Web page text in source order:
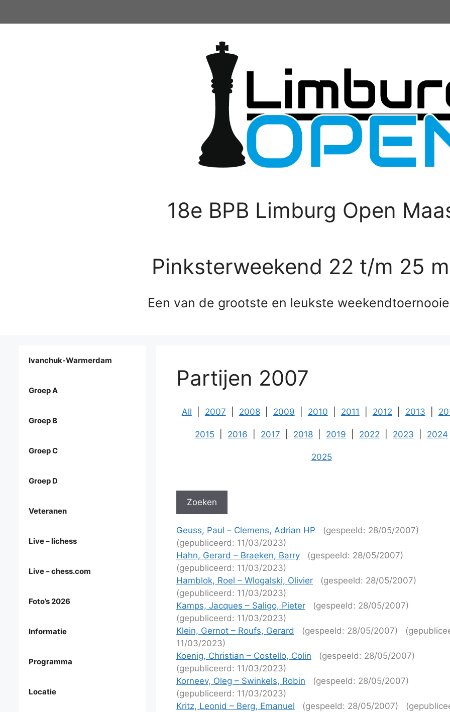
18e BPB Limburg Open
Pinksterweekend 22 t/m 25
Een van de grootste en leukste
Partijen 2007
All 2007 2008 2009 2010 2011 2012 2013
2015 2016 2017 2018 2019 2022 2023 2024
2025
Geuss, Paul – Clemens, Adrian HP
(gespeeld: 28/05/2007)
(gepubliceerd: 11/03/2023)
Hahn, Gerard – Braeken, Barry
(gespeeld: 28/05/2007)
(gepubliceerd: 11/03/2023)
Hamblok, Roel – Wlogalski, Olivier
(gespeeld: 28/05/2007)
(gepubliceerd: 11/03/2023)
Kamps, Jacques – Saligo, Pieter
(gespeeld: 28/05/2007)
(gepubliceerd: 11/03/2023)
Klein, Gernot – Roufs, Gerard
(gespeeld: 28/05/2007)
11/03/2023)
Koenig, Christian – Costello, Colin
(gespeeld: 28/05/2007)
(gepubliceerd: 11/03/2023)
Korneev, Oleg – Swinkels, Robin
(gespeeld: 28/05/2007)
(gepubliceerd: 11/03/2023)
Kritz, Leonid – Berg, Emanuel
(gespeeld: 28/05/2007)
Ivanchuk-Warmerdam
Groep A
Groep B
Groep C
Groep D
Veteranen
Live – lichess
Live – chess.com
Foto’s 2026
Informatie
Programma
Locatie